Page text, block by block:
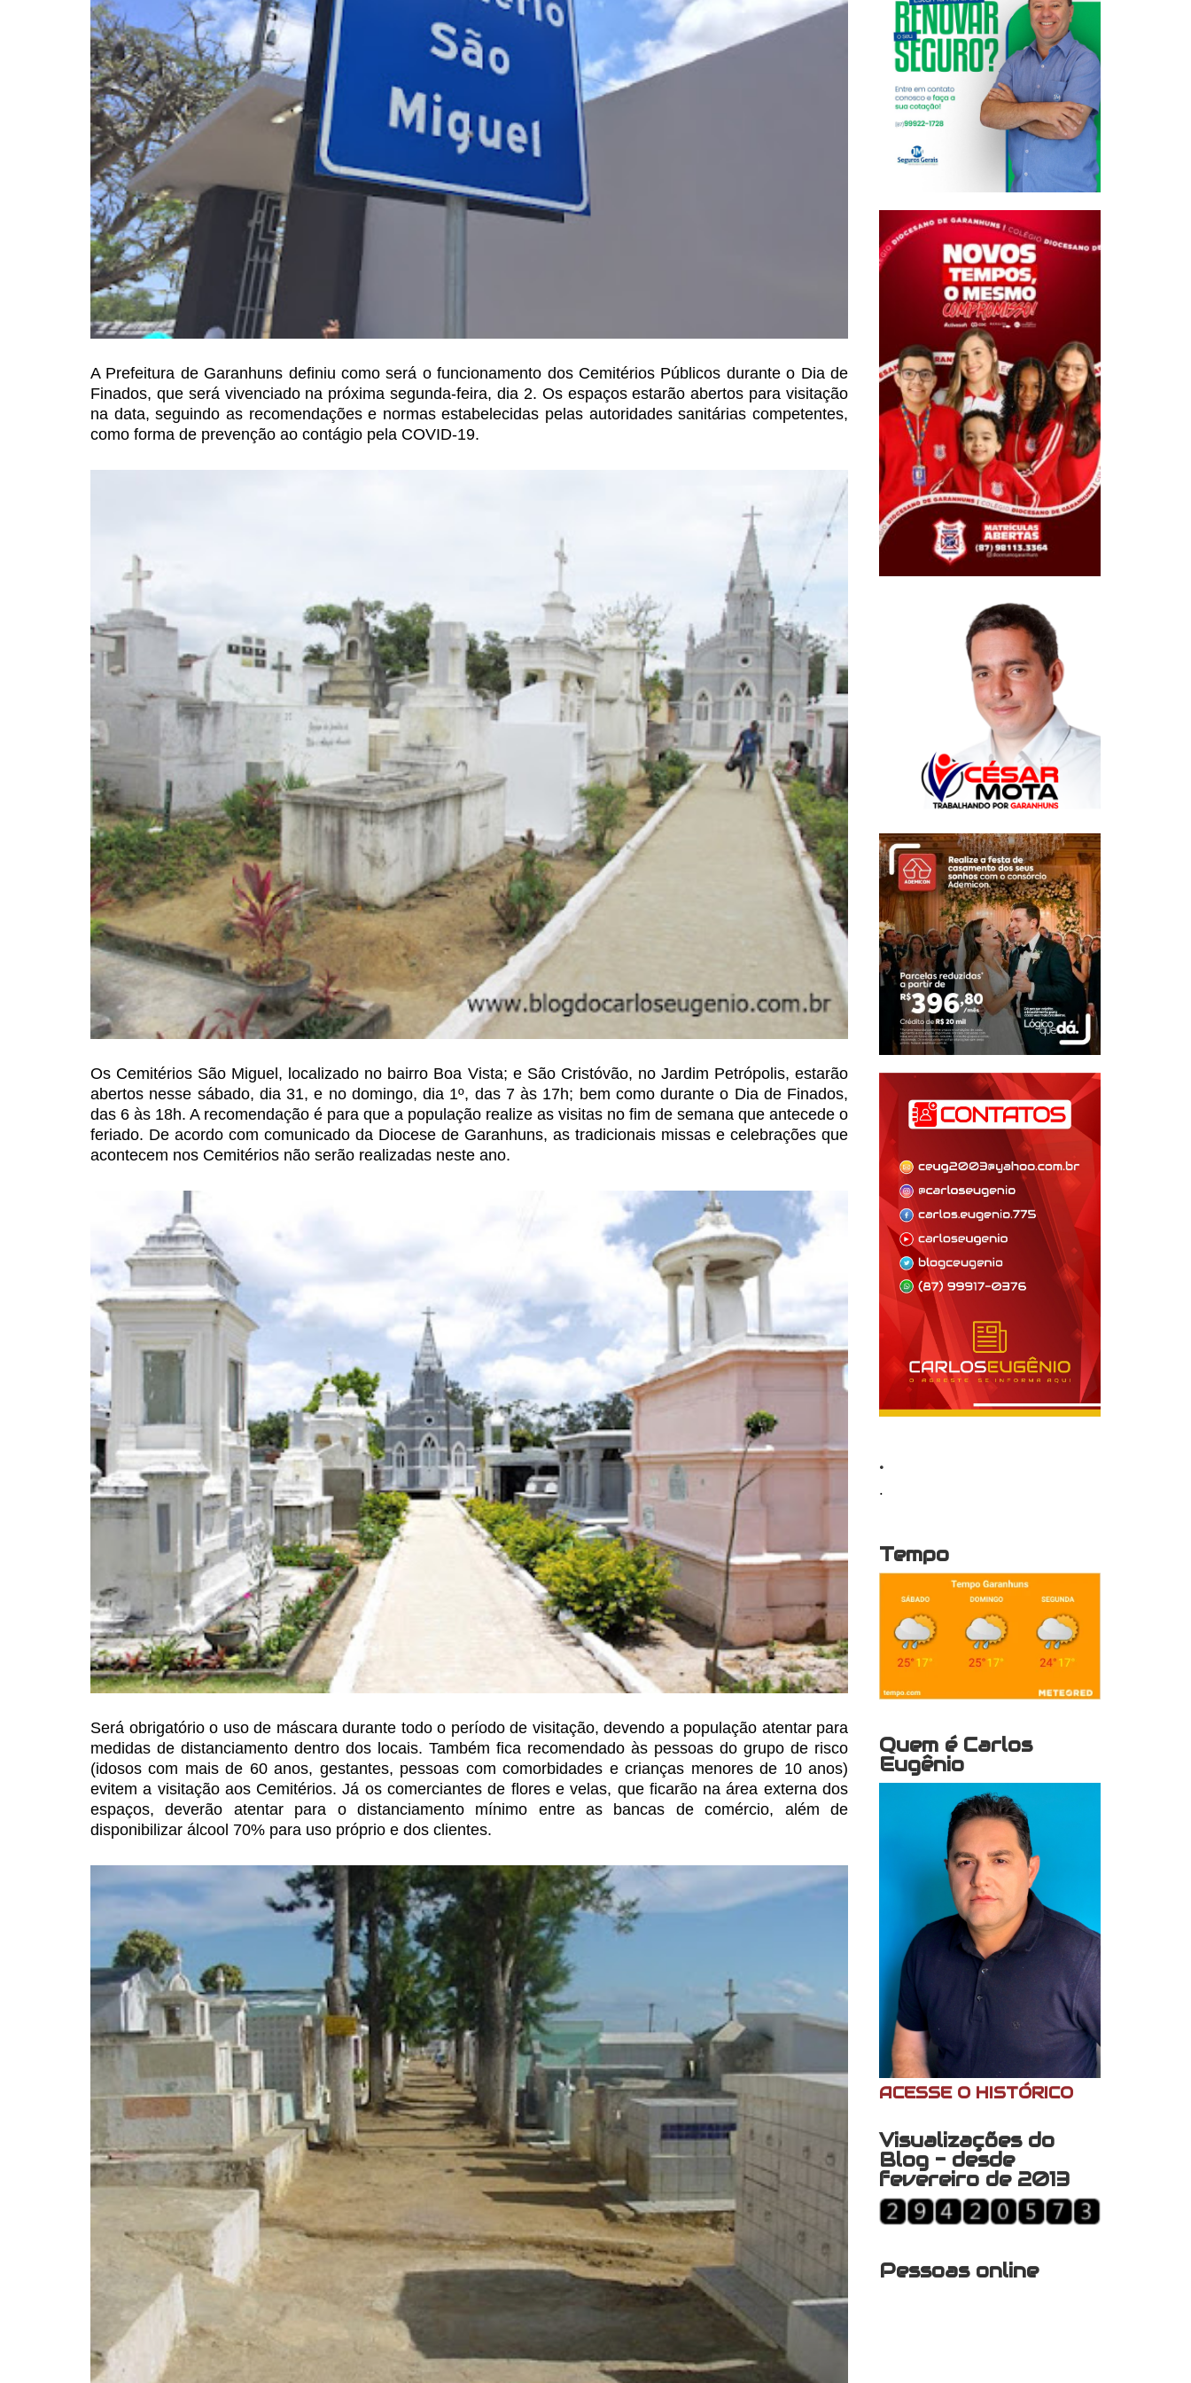
A Prefeitura de Garanhuns definiu como será o funcionamento dos Cemitérios Públicos durante o Dia de
Finados, que será vivenciado na próxima segunda-feira, dia 2. Os espaços estarão abertos para visitação
na data, seguindo as recomendações e normas estabelecidas pelas autoridadessanitárias competentes,
como forma de prevenção ao contágio pela COVID-19.
Os Cemitérios São Miguel, localizado no bairro Boa Vista; e São Cristóvão, no Jardim Petrópolis, estarão
abertos nesse sábado, dia 31, e no domingo, dia 1º, das 7 às 17h; bem como durante o Dia de Finados,
das 6 às 18h. A recomendação é para que a população realize as visitas no fim de semana que antecede o
feriado. De acordo com comunicado da Diocese de Garanhuns, as tradicionais missas e celebrações que
acontecem nos Cemitérios não serão realizadas neste ano.
Será obrigatório o uso de máscara durante todo o período de visitação, devendo a população atentar para
medidas de distanciamento dentro dos locais. Também fica recomendado às pessoas do grupo de risco
(idosos com mais de 60 anos, gestantes, pessoas com comorbidades e crianças menores de 10 anos)
evitem a visitação aos Cemitérios. Já os comerciantes de flores e velas, que ficarão na área externa dos
espaços, deverão atentar para o distanciamento mínimo entre as bancas de comércio, além de
disponibilizar álcool 70% para uso próprio e dos clientes.
.
.
Tempo
Quem é Carlos
Eugênio
ACESSE O HISTÓRICO
Visualizações do
Blog - desde
fevereiro de 2013
Pessoas online